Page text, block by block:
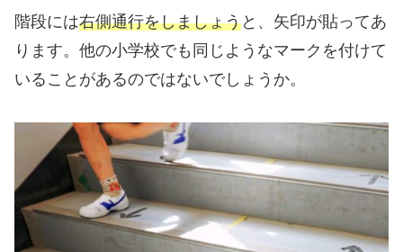
階段には右側通行をしましょうと、矢印が貼ってあ
ります。他の小学校でも同じようなマークを付けて
いることがあるのではないでしょうか。